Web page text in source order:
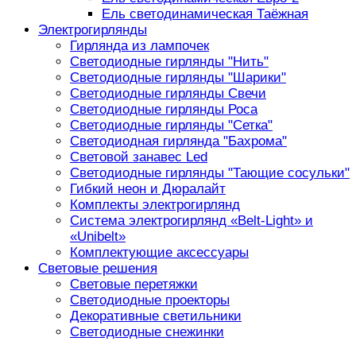
Ель светодинамическая Таёжная
Электрогирлянды
Гирлянда из лампочек
Светодиодные гирлянды "Нить"
Светодиодные гирлянды "Шарики"
Светодиодные гирлянды Свечи
Светодиодные гирлянды Роса
Светодиодные гирлянды "Сетка"
Светодиодная гирлянда "Бахрома"
Световой занавес Led
Светодиодные гирлянды "Тающие сосульки"
Гибкий неон и Дюралайт
Комплекты электрогирлянд
Система электрогирлянд «Belt-Light» и
«Unibelt»
Комплектующие аксессуары
Световые решения
Световые перетяжки
Светодиодные проекторы
Декоративные светильники
Светодиодные снежинки